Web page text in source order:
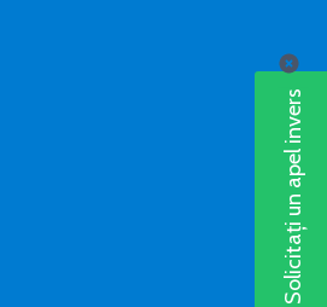
Solicitați un apel invers